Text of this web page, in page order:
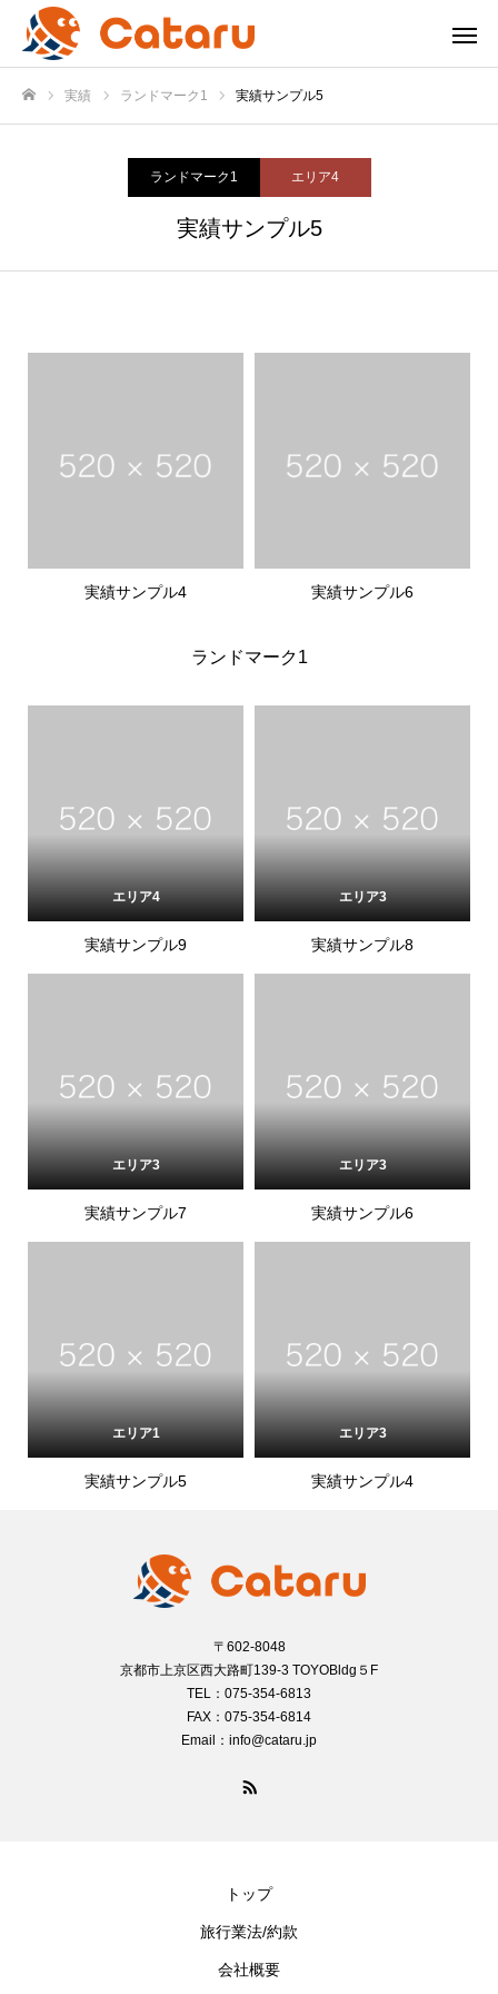
実績 ランドマーク1 実績サンプル5
ランドマーク1 エリア4
実績サンプル5
実績サンプル4 実績サンプル6
ランドマーク1
エリア4
実績サンプル9
エリア3
実績サンプル8
エリア3
実績サンプル7
エリア3
実績サンプル6
エリア1
実績サンプル5
エリア3
実績サンプル4
〒602-8048
京都市上京区西大路町139-3 TOYOBldg５F
TEL：075-354-6813
FAX：075-354-6814
Email：info@cataru.jp
トップ
旅行業法/約款
会社概要